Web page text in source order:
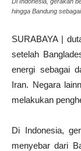
hingga Bandung
SURABAYA |
setelah
energi sebagai
Iran. Negara
melakukan
Di Indonesia,
menyebar dari